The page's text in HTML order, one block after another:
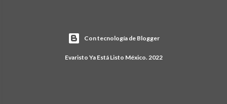
Con tecnología de Blogger
Evaristo Ya Está Listo México. 2022